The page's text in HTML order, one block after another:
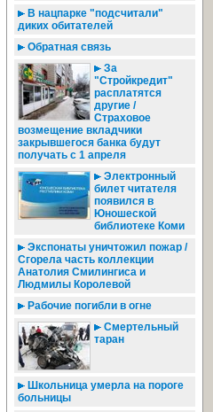
В нацпарке "подсчитали"
диких обитателей
Обратная связь
За
"Стройкредит"
расплатятся
другие /
Страховое
возмещение вкладчики
закрывшегося банка будут
получать с 1 апреля
Электронный
билет читателя
появился в
Юношеской
библиотеке Коми
Экспонаты уничтожил пожар /
Сгорела часть коллекции
Анатолия Смилингиса и
Людмилы Королевой
Рабочие погибли в огне
Смертельный
таран
Школьница умерла на пороге
больницы